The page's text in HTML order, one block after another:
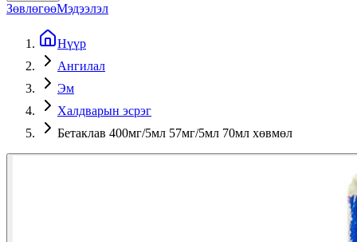
ЗөвлөгөөМэдээлэл
Нүүр
Ангилал
Эм
Халдварын эсрэг
Бетаклав 400мг/5мл 57мг/5мл 70мл хөвмөл